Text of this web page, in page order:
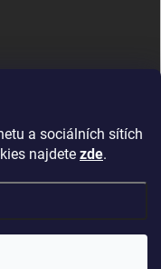
a sociálních sítích
najdete zde.
- profesní kurzy
práva vyhrazena.